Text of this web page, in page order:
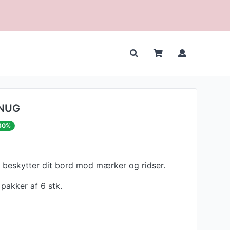
dit bord mod mærker og ridser.
af 6 stk.